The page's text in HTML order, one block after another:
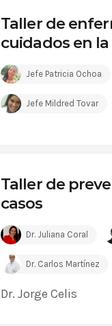
Taller de
cuidados en
Jefe Patricia Ochoa
Jefe Mildred Tovar
Taller de
casos
Dr. Juliana Coral
Dr. Carlos Martínez
Dr. Jorge Celis